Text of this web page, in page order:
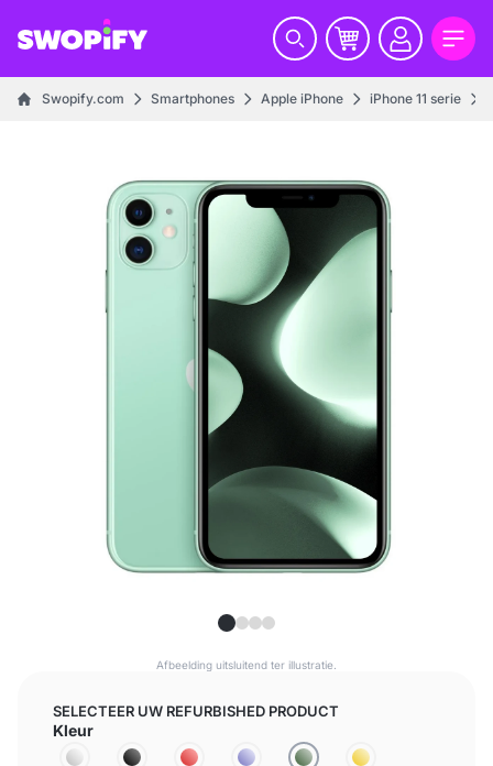
Swopify.com Smartphones Apple iPhone iPhone 11 serie
Afbeelding uitsluitend ter illustratie.
SELECTEER UW REFURBISHED PRODUCT
Kleur